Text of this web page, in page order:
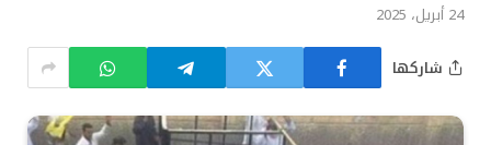
24 أبريل، 2025
شاركها